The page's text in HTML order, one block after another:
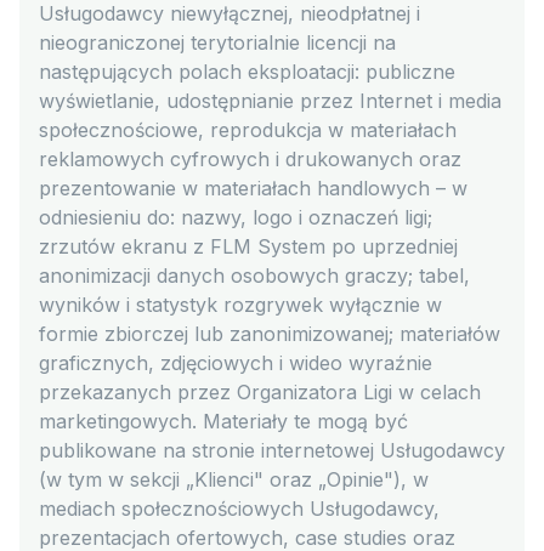
Usługodawcy niewyłącznej, nieodpłatnej i
nieograniczonej terytorialnie licencji na
następujących polach eksploatacji: publiczne
wyświetlanie, udostępnianie przez Internet i media
społecznościowe, reprodukcja w materiałach
reklamowych cyfrowych i drukowanych oraz
prezentowanie w materiałach handlowych – w
odniesieniu do: nazwy, logo i oznaczeń ligi;
zrzutów ekranu z FLM System po uprzedniej
anonimizacji danych osobowych graczy; tabel,
wyników i statystyk rozgrywek wyłącznie w
formie zbiorczej lub zanonimizowanej; materiałów
graficznych, zdjęciowych i wideo wyraźnie
przekazanych przez Organizatora Ligi w celach
marketingowych. Materiały te mogą być
publikowane na stronie internetowej Usługodawcy
(w tym w sekcji „Klienci" oraz „Opinie"), w
mediach społecznościowych Usługodawcy,
prezentacjach ofertowych, case studies oraz